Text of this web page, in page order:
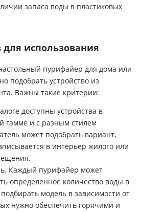
запаса воды в пластиковых
для использования
пурифайер для дома или
подобрать устройство из
Важны такие критерии:
доступны устройства в
гамме и с разным стилем
может подобрать вариант,
в интерьер жилого или
Каждый пурифайер может
определенное количество воды в
модель в зависимости от
нужно обеспечить горячими и